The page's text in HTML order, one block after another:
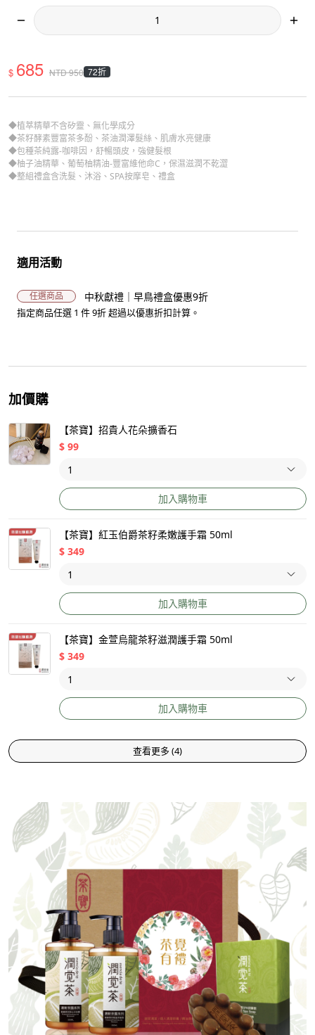
$ 685 NTD950 72折
◆植萃精華不含矽靈、無化學成分
◆茶籽酵素豐富茶多酚、茶油潤澤髮絲、肌膚水亮健康
◆包種茶純露-咖啡因，舒暢頭皮，強健髮根
◆柚子油精華、葡萄柚精油-豐富維他命C，保濕滋潤不乾澀
◆整組禮盒含洗髮、沐浴、SPA按摩皂、禮盒
適用活動
任選商品 中秋獻禮｜早鳥禮盒優惠9折
指定商品任選 1 件 9折 超過以優惠折扣計算。
加價購
【茶寶】招貴人花朵擴香石
$ 99
加入購物車
【茶寶】紅玉伯爵茶籽柔嫩護手霜 50ml
$ 349
加入購物車
【茶寶】金萱烏龍茶籽滋潤護手霜 50ml
$ 349
加入購物車
查看更多 (4)